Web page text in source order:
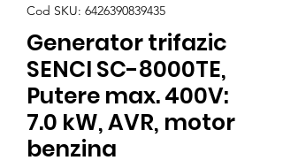
Cod SKU: 6426390839435
Generator trifazic
SENCI SC-8000TE,
Putere max. 400V:
7.0 kW, AVR, motor
benzina